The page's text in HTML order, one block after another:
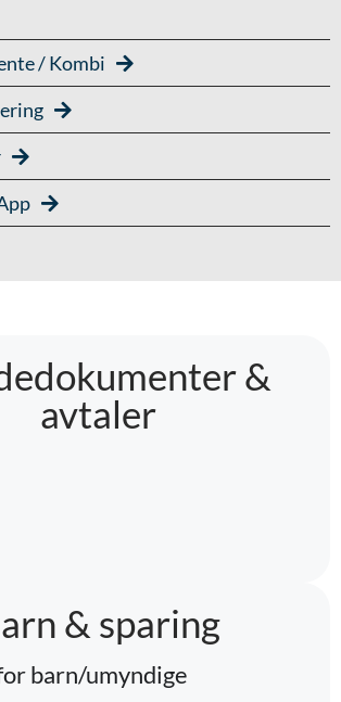
/ Kombi
&
avtaler
& sparing
barn/umyndige